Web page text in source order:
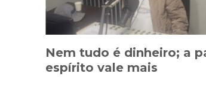
Nem tudo é dinheiro; a
espírito vale mais